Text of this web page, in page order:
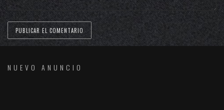
NUEVO ANUNCIO